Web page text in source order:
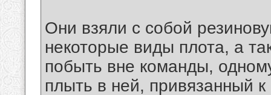
Они взяли с собой
некоторые виды плота, а
побыть вне команды,
плыть в ней, привязанный к